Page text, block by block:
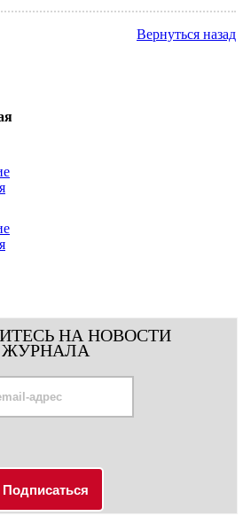
Вернуться назад
НА НОВОСТИ
ЖУРНАЛА